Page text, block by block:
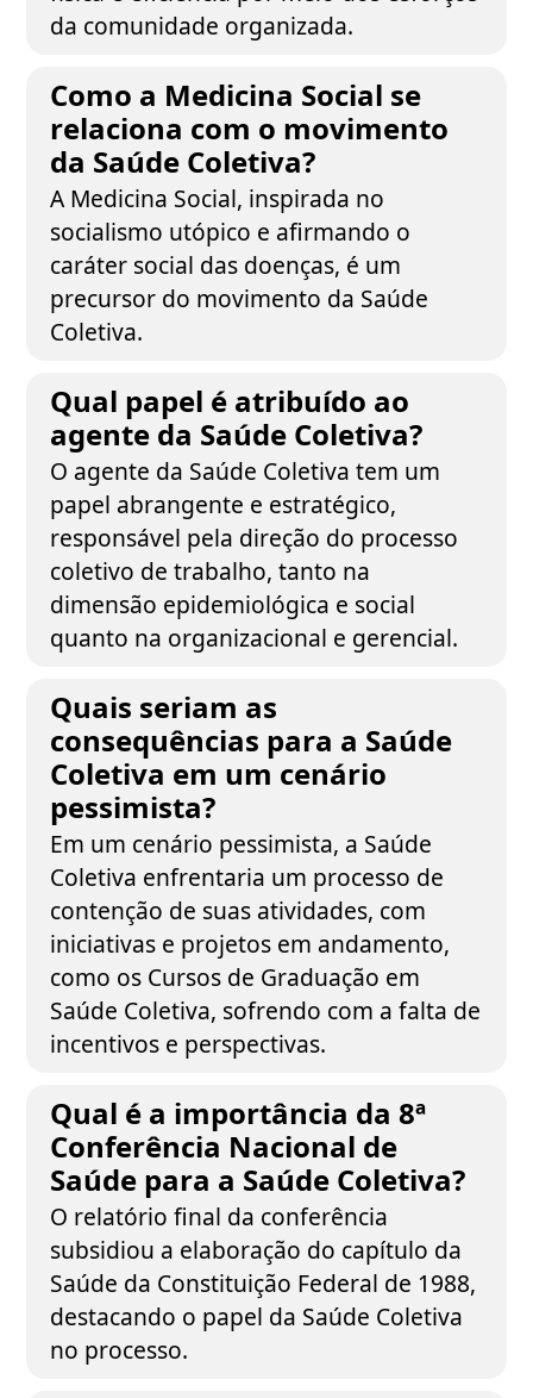
da comunidade organizada.
Como a Medicina Social se
relaciona com o movimento
da Saúde Coletiva?
A Medicina Social, inspirada no
socialismo utópico e afirmando o
caráter social das doenças, é um
precursor do movimento da Saúde
Coletiva.
Qual papel é atribuído ao
agente da Saúde Coletiva?
O agente da Saúde Coletiva tem um
papel abrangente e estratégico,
responsável pela direção do processo
coletivo de trabalho, tanto na
dimensão epidemiológica e social
quanto na organizacional e gerencial.
Quais seriam as
consequências para a Saúde
Coletiva em um cenário
pessimista?
Em um cenário pessimista, a Saúde
Coletiva enfrentaria um processo de
contenção de suas atividades, com
iniciativas e projetos em andamento,
como os Cursos de Graduação em
Saúde Coletiva, sofrendo com a falta de
incentivos e perspectivas.
Qual é a importância da 8ª
Conferência Nacional de
Saúde para a Saúde Coletiva?
O relatório final da conferência
subsidiou a elaboração do capítulo da
Saúde da Constituição Federal de 1988,
destacando o papel da Saúde Coletiva
no processo.